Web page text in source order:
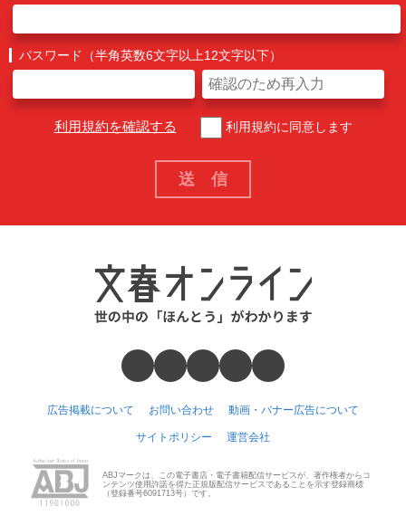
パスワード（半角英数6文字以上12文字以下）
利用規約を確認する 利用規約に同意します
広告掲載について お問い合わせ 動画・バナー広告について
サイトポリシー 運営会社
ABJマークは、この電子書店・電子書籍配信サービスが、著作権者からコ
ンテンツ使用許諾を得た正規版配信サービスであることを示す登録商標
（登録番号6091713号）です。